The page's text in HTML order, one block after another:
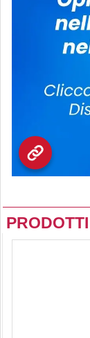
PRODOTTI